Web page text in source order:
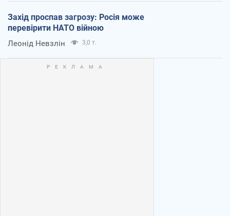
Захід проспав загрозу: Росія може
перевірити НАТО війною
Леонід Невзлін 3,0 т.